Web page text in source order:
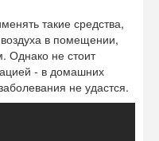
такие средства,
в помещении,
Однако не стоит
- в домашних
не удастся.